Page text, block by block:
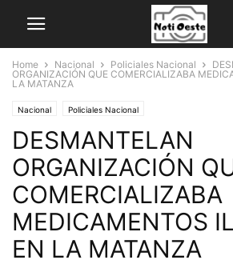
Home Nacional Policiales Nacional
ORGANIZACIÓN QUE COMERCIALIZABA
LA MATANZA
Nacional Policiales Nacional
DESMANTELAN
ORGANIZACIÓN
COMERCIALIZABA
MEDICAMENTOS
EN LA MATANZA